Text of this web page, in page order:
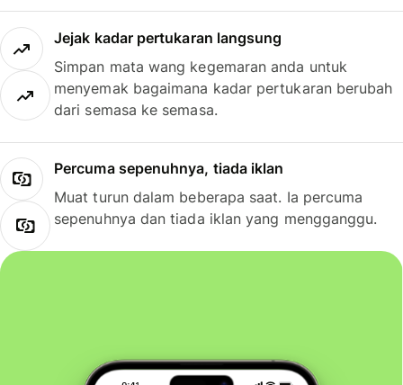
Jejak kadar pertukaran langsung
Simpan mata wang kegemaran anda untuk
menyemak bagaimana kadar pertukaran berubah
dari semasa ke semasa.
Percuma sepenuhnya, tiada iklan
Muat turun dalam beberapa saat. Ia percuma
sepenuhnya dan tiada iklan yang mengganggu.